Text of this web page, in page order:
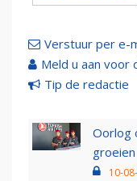
Verstuur per e-
Meld u aan voor
Tip de redactie
Oorlog
groeien
10-